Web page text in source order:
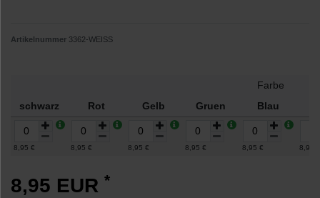
Artikelnummer 3362-WEISS
Farbe
schwarz
Rot Gelb Gruen Blau
8,95 € 8,95 € 8,95 € 8,95 € 8,95 € 8,95
8,95 EUR *